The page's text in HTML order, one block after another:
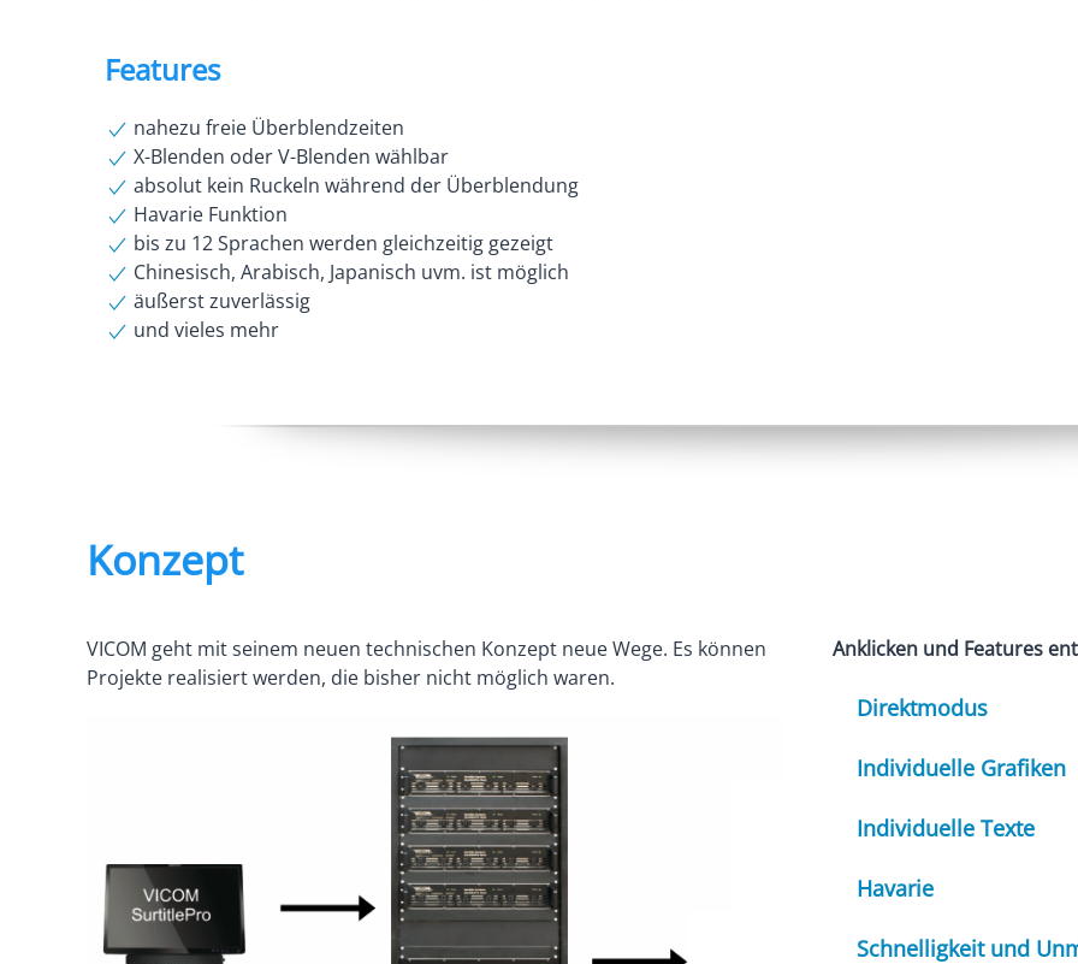
Features
nahezu freie Überblendzeiten
X-Blenden oder V-Blenden wählbar
absolut kein Ruckeln während der Überblendung
Havarie Funktion
bis zu 12 Sprachen werden gleichzeitig gezeigt
Chinesisch, Arabisch, Japanisch uvm. ist möglich
äußerst zuverlässig
und vieles mehr
Konzept
VICOM geht mit seinem neuen technischen Konzept neue Wege. Es können
Projekte realisiert werden, die bisher nicht möglich waren.
Anklicken und Features
Direktmodus
Individuelle Grafiken
Individuelle Texte
Havarie
Schnelligkeit und